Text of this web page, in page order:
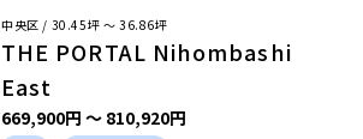
中央区 / 30.45坪 〜 36.86坪
THE PORTAL Nihombashi
East
669,900円 〜 810,920円